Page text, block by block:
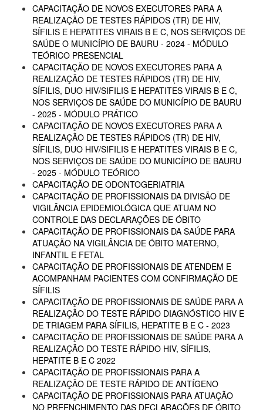
CAPACITAÇÃO DE NOVOS EXECUTORES PARA A
REALIZAÇÃO DE TESTES RÁPIDOS (TR) DE HIV,
SÍFILIS E HEPATITES VIRAIS B E C, NOS SERVIÇOS DE
SAÚDE O MUNICÍPIO DE BAURU - 2024 - MÓDULO
TEÓRICO PRESENCIAL
CAPACITAÇÃO DE NOVOS EXECUTORES PARA A
REALIZAÇÃO DE TESTES RÁPIDOS (TR) DE HIV,
SÍFILIS, DUO HIV/SIFILIS E HEPATITES VIRAIS B E C,
NOS SERVIÇOS DE SAÚDE DO MUNICÍPIO DE BAURU
- 2025 - MÓDULO PRÁTICO
CAPACITAÇÃO DE NOVOS EXECUTORES PARA A
REALIZAÇÃO DE TESTES RÁPIDOS (TR) DE HIV,
SÍFILIS, DUO HIV/SIFILIS E HEPATITES VIRAIS B E C,
NOS SERVIÇOS DE SAÚDE DO MUNICÍPIO DE BAURU
- 2025 - MÓDULO TEÓRICO
CAPACITAÇÃO DE ODONTOGERIATRIA
CAPACITAÇÃO DE PROFISSIONAIS DA DIVISÃO DE
VIGILÂNCIA EPIDEMIOLÓGICA QUE ATUAM NO
CONTROLE DAS DECLARAÇÕES DE ÓBITO
CAPACITAÇÃO DE PROFISSIONAIS DA SAÚDE PARA
ATUAÇÃO NA VIGILÂNCIA DE ÓBITO MATERNO,
INFANTIL E FETAL
CAPACITAÇÃO DE PROFISSIONAIS DE ATENDEM E
ACOMPANHAM PACIENTES COM CONFIRMAÇÃO DE
SÍFILIS
CAPACITAÇÃO DE PROFISSIONAIS DE SAÚDE PARA A
REALIZAÇÃO DO TESTE RÁPIDO DIAGNÓSTICO HIV E
DE TRIAGEM PARA SÍFILIS, HEPATITE B E C - 2023
CAPACITAÇÃO DE PROFISSIONAIS DE SAÚDE PARA A
REALIZAÇÃO DO TESTE RÁPIDO HIV, SÍFILIS,
HEPATITE B E C 2022
CAPACITAÇÃO DE PROFISSIONAIS PARA A
REALIZAÇÃO DE TESTE RÁPIDO DE ANTÍGENO
CAPACITAÇÃO DE PROFISSIONAIS PARA ATUAÇÃO
NO PREENCHIMENTO DAS DECLARAÇÕES DE ÓBITO